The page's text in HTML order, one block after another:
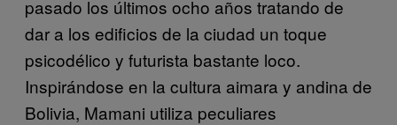
pasado los últimos ocho años tratando de
dar a los edificios de la ciudad un toque
psicodélico y futurista bastante loco.
Inspirándose en la cultura aimara y andina de
Bolivia, Mamani utiliza peculiares